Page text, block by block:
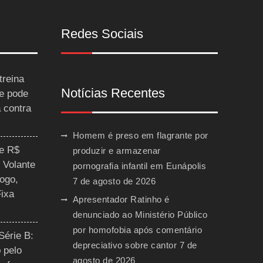
pode
contra
R$
B:
pelo
Redes Sociais
Notícias Recentes
Homem é preso em flagrante por
produzir e armazenar
pornografia infantil em Eunápolis
7 de agosto de 2026
Apresentador Ratinho é
denunciado ao Ministério Público
por homofobia após comentário
depreciativo sobre cantor 7 de
agosto de 2026